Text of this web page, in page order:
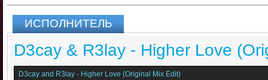
ИСПОЛНИТЕЛЬ
D3cay & R3lay - Higher Love
D3cay and R3lay - Higher Love (Original Mix Edit)